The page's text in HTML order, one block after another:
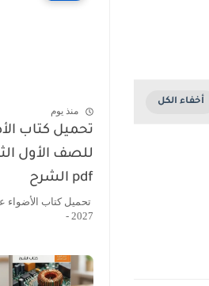
منذ يوم
تحميل كتاب
pdf الشرح
تحميل كتاب الأضواء
2027 -